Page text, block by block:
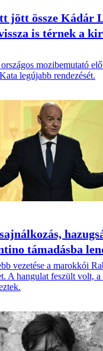
jött össze Kádár
is térnek a
mozibemutató
legújabb rendezését.
támadásba
vezetése a marokkói
A hangulat feszült volt, a